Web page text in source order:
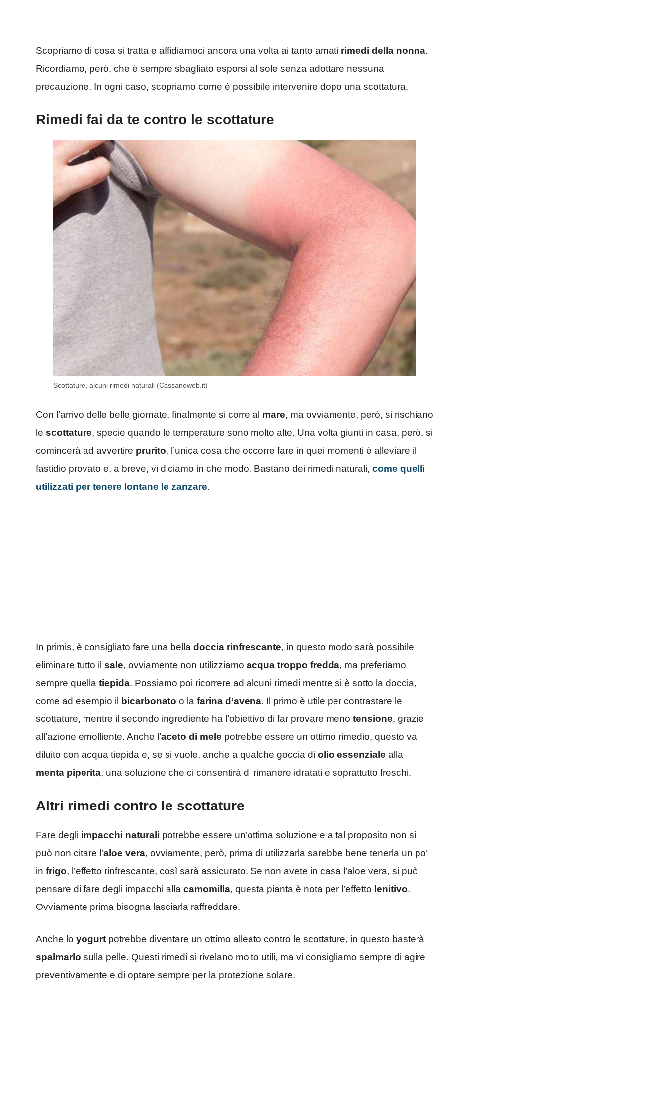
Scopriamo di cosa si tratta e affidiamoci ancora una volta ai tanto amati rimedi della nonna.
Ricordiamo, però, che è sempre sbagliato esporsi al sole senza adottare nessuna
precauzione. In ogni caso, scopriamo come è possibile intervenire dopo una scottatura.
Rimedi fai da te contro le scottature
Scottature, alcuni rimedi naturali (Cassanoweb.it)
Con l’arrivo delle belle giornate, finalmente si corre al mare, ma ovviamente, però, si rischiano
le scottature, specie quando le temperature sono molto alte. Una volta giunti in casa, però, si
comincerà ad avvertire prurito, l’unica cosa che occorre fare in quei momenti è alleviare il
fastidio provato e, a breve, vi diciamo in che modo. Bastano dei rimedi naturali, come quelli
utilizzati per tenere lontane le zanzare.
In primis, è consigliato fare una bella doccia rinfrescante, in questo modo sarà possibile
eliminare tutto il sale, ovviamente non utilizziamo acqua troppo fredda, ma preferiamo
sempre quella tiepida. Possiamo poi ricorrere ad alcuni rimedi mentre si è sotto la doccia,
come ad esempio il
bicarbonato o la farina d’avena. Il primo è utile per contrastare le
scottature, mentre il secondo ingrediente ha l’obiettivo di far provare meno tensione, grazie
all’azione emolliente. Anche l’aceto di mele potrebbe essere un ottimo rimedio, questo va
diluito con acqua tiepida e, se si vuole, anche a qualche goccia di olio essenziale alla
menta piperita, una soluzione che ci consentirà di rimanere idratati e soprattutto freschi.
Altri rimedi contro le scottature
Fare degli impacchi naturali potrebbe essere un’ottima soluzione e a tal proposito non si
può non citare l’aloe vera, ovviamente, però, prima di utilizzarla sarebbe bene tenerla un po’
in frigo, l’effetto rinfrescante, così sarà assicurato. Se non avete in casa l’aloe vera, si può
pensare di fare degli impacchi alla camomilla, questa pianta è nota per l’effetto lenitivo.
Ovviamente prima bisogna lasciarla raffreddare.
Anche lo yogurt potrebbe diventare un ottimo alleato contro le scottature, in questo basterà
spalmarlo sulla pelle. Questi rimedi si rivelano molto utili, ma vi consigliamo sempre di agire
preventivamente e di optare sempre per la protezione solare.